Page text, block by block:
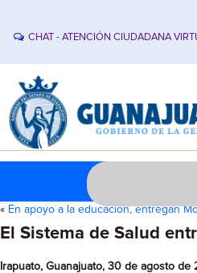
CHAT - ATENCIÓN CIUDADANA
« En apoyo a la educación, entregan
El Sistema de Salud
Irapuato, Guanajuato, 30 de agosto de